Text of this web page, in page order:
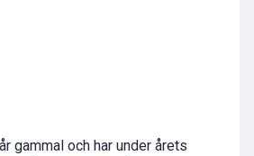
gammal och har under årets